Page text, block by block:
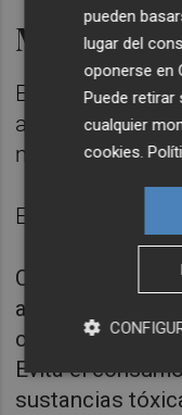
Medidas
En cuanto a las
adoptar por el
mejorar la
En casa:
Compra
así contribuimos
contaminantes
Evita el
sustancias
pueden
lugar del
oponerse en
Puede
cualquier
cookies.